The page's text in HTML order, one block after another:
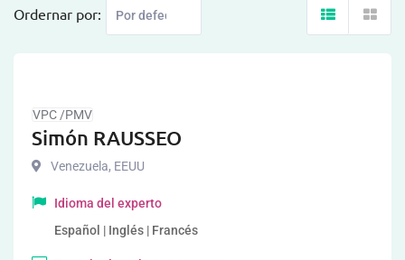
Ordernar por:
VPC /PMV
Simón RAUSSEO
Venezuela, EEUU
Idioma del experto
Español | Inglés | Francés